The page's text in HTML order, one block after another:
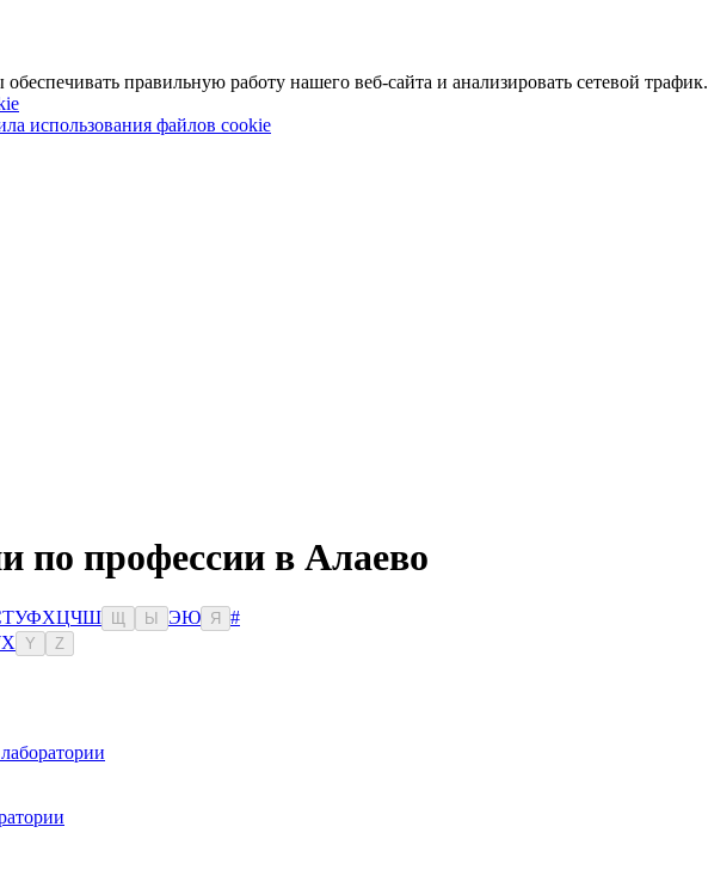
правильную работу нашего веб-сайта и анализировать сетевой трафик.
использования файлов cookie
по профессии в Алаево
ТУФХЦЧШ Ы ЭЮ Я
#
X Y Z